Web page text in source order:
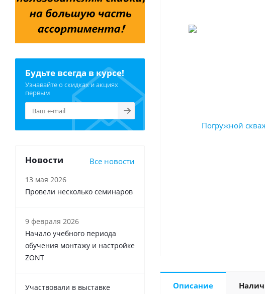
Описание
Будьте всегда в курсе!
Узнавайте о скидках и акциях
первым
Новости Все новости
13 мая 2026
Провели несколько семинаров
9 февраля 2026
Начало учебного периода
обучения монтажу и настройке
ZONT
Участвовали в выставке